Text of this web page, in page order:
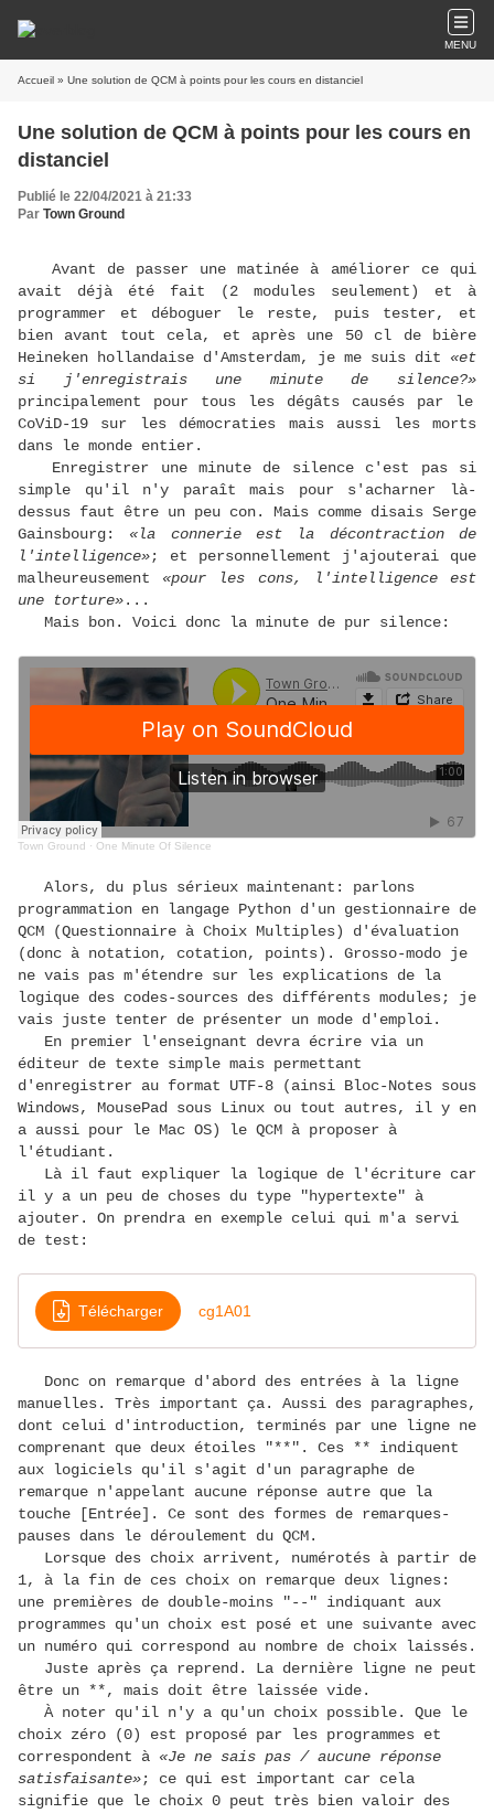
MENU
Accueil » Une solution de QCM à points pour les cours en distanciel
Une solution de QCM à points pour les cours en
distanciel
Publié le 22/04/2021 à 21:33
Par Town Ground
Avant de passer une matinée à améliorer ce qui
avait déjà été fait (2 modules seulement) et à
programmer et déboguer le reste, puis tester, et
bien avant tout cela, et après une 50 cl de bière
Heineken hollandaise d'Amsterdam, je me suis dit «et
si j'enregistrais une minute de silence?»
principalement pour tous les dégâts causés par le
CoViD-19 sur les démocraties mais aussi les morts
dans le monde entier.
Enregistrer une minute de silence c'est pas si
simple qu'il n'y paraît mais pour s'acharner là-
dessus faut être un peu con. Mais comme disais Serge
Gainsbourg: «la connerie est la décontraction de
l'intelligence»; et personnellement j'ajouterai que
malheureusement «pour les cons, l'intelligence est
une torture»...
Mais bon. Voici donc la minute de pur silence:
Town Ground · One Minute Of Silence
Alors, du plus sérieux maintenant: parlons
programmation en langage Python d'un gestionnaire de
QCM (Questionnaire à Choix Multiples) d'évaluation
(donc à notation, cotation, points). Grosso-modo je
ne vais pas m'étendre sur les explications de la
logique des codes-sources des différents modules; je
vais juste tenter de présenter un mode d'emploi.
En premier l'enseignant devra écrire via un
éditeur de texte simple mais permettant
d'enregistrer au format UTF-8 (ainsi Bloc-Notes sous
Windows, MousePad sous Linux ou tout autres, il y en
a aussi pour le Mac OS) le QCM à proposer à
l'étudiant.
Là il faut expliquer la logique de l'écriture car
il y a un peu de choses du type "hypertexte" à
ajouter.
On prendra en exemple celui qui m'a servi
de test:
Télécharger cg1A01
Donc on remarque d'abord des entrées à la ligne
manuelles. Très important ça. Aussi des paragraphes,
dont celui d'introduction, terminés par une ligne ne
comprenant que deux étoiles "**". Ces ** indiquent
aux logiciels qu'il s'agit d'un paragraphe de
remarque n'appelant aucune réponse autre que la
touche [Entrée]. Ce sont des formes de remarques-
pauses dans le déroulement du QCM.
Lorsque des choix arrivent, numérotés à partir de
1, à la fin de ces choix on remarque deux lignes:
une premières de double-moins "--" indiquant aux
programmes qu'un choix est posé et une suivante avec
un numéro qui correspond au nombre de choix laissés.
Juste après ça reprend. La dernière ligne ne peut
être un **, mais doit être laissée vide.
À noter qu'il n'y a qu'un choix possible. Que le
choix zéro (0) est proposé par les programmes et
correspondent à «Je ne sais pas / aucune réponse
satisfaisante»; ce qui est important car cela
signifie que le choix 0 peut très bien valoir des